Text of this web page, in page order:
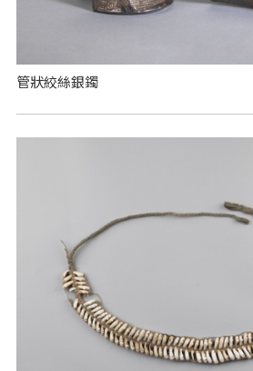
管狀絞絲銀鐲